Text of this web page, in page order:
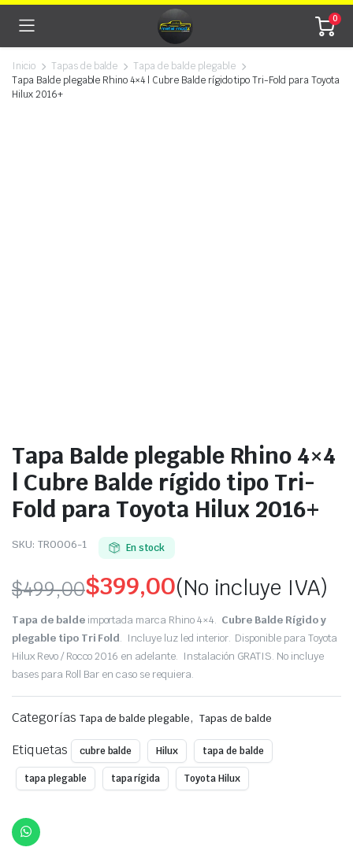
0
Inicio Tapas de balde
Tapa de balde plegable
Tapa Balde plegable Rhino 4×4 | Cubre Balde rígido tipo Tri-Fold para Toyota
Hilux 2016+
Tapa Balde plegable Rhino 4×4
| Cubre Balde rígido tipo Tri-
Fold para Toyota Hilux 2016+
SKU: TR0006-1 En stock
$499,00
Original
price
was:
$499,00.
$399,00
Current
price
is:
$399,00.
(No incluye IVA)
Tapa de baldeimportada marca Rhino 4×4. Cubre Balde Rígido y
plegable tipo Tri Fold. Incluye luz led interior. Disponible para Toyota
Hilux Revo / Rocco 2016 en adelante. Instalación GRATIS. No incluye
bases para Roll Bar en caso se requiera.
Categorías Tapa de balde plegable, Tapas de balde
Etiquetas cubre balde Hilux tapa de balde
tapa plegable tapa rígida Toyota Hilux